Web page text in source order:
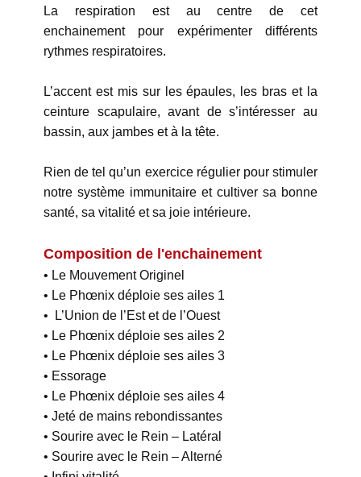
La respiration est au centre de cet
enchainement pour expérimenter différents
rythmes respiratoires.
L’accent est mis sur les épaules, les bras et la
ceinture scapulaire, avant de s’intéresser au
bassin, aux jambes et à la tête.
Rien de tel qu’un exercice régulier pour stimuler
notre système immunitaire et cultiver sa bonne
santé, sa vitalité et sa joie intérieure.
Composition de l'enchainement
• Le Mouvement Originel
• Le Phœnix déploie ses ailes 1
• L’Union de l’Est et de l’Ouest
• Le Phœnix déploie ses ailes 2
• Le Phœnix déploie ses ailes 3
• Essorage
• Le Phœnix déploie ses ailes 4
• Jeté de mains rebondissantes
• Sourire avec le Rein – Latéral
• Sourire avec le Rein – Alterné